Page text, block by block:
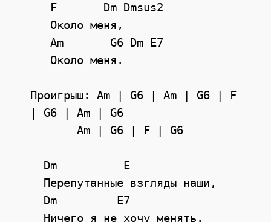
   Am       G6 Dm E7
Проигрыш: Am | G6 | Am | G6 | F
| G6 | Am | G6
       Am | G6 | F | G6